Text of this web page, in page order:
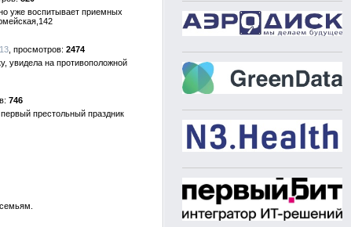
уже воспитывает приемных
2474
увидела на противоположной
746
престольный праздник